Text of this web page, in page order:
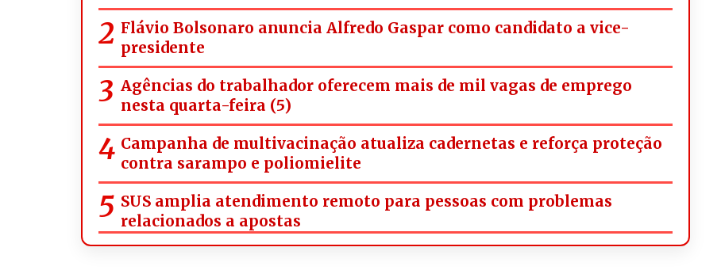
Flávio Bolsonaro anuncia Alfredo Gaspar como candidato a vice-
presidente
Agências do trabalhador oferecem mais de mil vagas de emprego
nesta quarta-feira (5)
Campanha de multivacinação atualiza cadernetas e reforça proteção
contra sarampo e poliomielite
SUS amplia atendimento remoto para pessoas com problemas
relacionados a apostas